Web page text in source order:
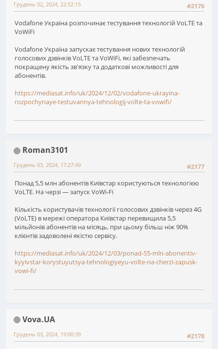
#2176
Грудень 02, 2024, 22:52:15
Vodafone Україна розпочинає тестування технологій VoLTE та
VoWiFi
Vodafone Україна запускає тестування нових технологій
голосових дзвінків VoLTE та VoWiFi, які забезпечать
покращену якість зв'язку та додаткові можливості для
абонентів.
https://mediasat.info/uk/2024/12/02/vodafone-ukrayina-
rozpochynaye-testuvannya-tehnologij-volte-ta-vowifi/
Roman3101
#2177
Грудень 03, 2024, 17:27:49
Понад 5,5 млн абонентів Київстар користуються технологією
VoLTE. На черзі — запуск VoWi-Fi
Кількість користувачів технології голосових дзвінків через 4G
(VoLTE) в мережі оператора Київстар перевищила 5,5
мільйонів абонентів на місяць, при цьому більш ніж 90%
клієнтів задоволені якістю сервісу.
https://mediasat.info/uk/2024/12/03/ponad-55-mln-abonentiv-
kyyivstar-korystuyutsya-tehnologiyeyu-volte-na-cherzi-zapusk-
vowi-fi/
Vova.UA
#2178
Грудень 03, 2024, 19:00:39